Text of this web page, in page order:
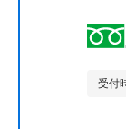
受付